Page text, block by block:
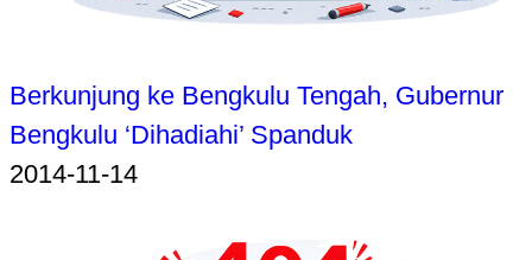
Berkunjung ke Bengkulu Tengah, Gubernur
Bengkulu ‘Dihadiahi’ Spanduk
2014-11-14